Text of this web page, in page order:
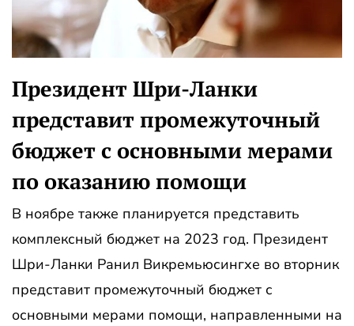
Президент Шри-Ланки
представит промежуточный
бюджет с основными мерами
по оказанию помощи
В ноябре также планируется представить
комплексный бюджет на 2023 год. Президент
Шри-Ланки Ранил Викремьюсингхе во вторник
представит промежуточный бюджет с
основными мерами помощи, направленными на